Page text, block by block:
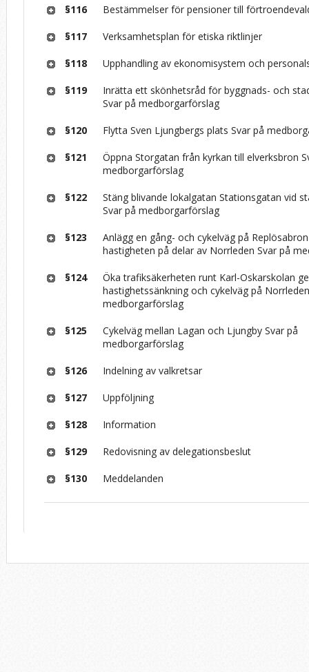
§116 Bestämmelser för pensioner till
§117 Verksamhetsplan för etiska riktlinjer
§118 Upphandling av ekonomisystem och
§119
Inrätta ett skönhetsråd för byggnads- och
Svar på medborgarförslag
§120 Flytta Sven Ljungbergs plats Svar på
§121
Öppna Storgatan från kyrkan till elverksbron
medborgarförslag
§122
Stäng blivande lokalgatan Stationsgatan vid
Svar på medborgarförslag
§123
Anlägg en gång- och cykelväg på
hastigheten på delar av Norrleden Svar på
§124
Öka trafiksäkerheten runt Karl-Oskarskolan
hastighetssänkning och cykelväg på
medborgarförslag
§125
Cykelväg mellan Lagan och Ljungby Svar på
medborgarförslag
§126 Indelning av valkretsar
§127 Uppföljning
§128 Information
§129 Redovisning av delegationsbeslut
§130 Meddelanden